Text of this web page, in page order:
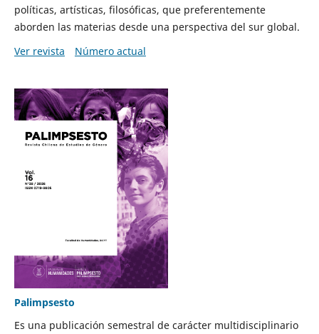
políticas, artísticas, filosóficas, que preferentemente
aborden las materias desde una perspectiva del sur global.
Ver revista
Número actual
Palimpsesto
Es una publicación semestral de carácter multidisciplinario